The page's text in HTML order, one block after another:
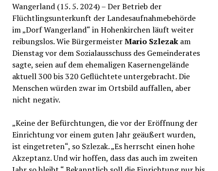
Wangerland (15. 5. 2024) – Der Betrieb der
Flüchtlingsunterkunft der Landesaufnahmebehörde
im „Dorf Wangerland“ in Hohenkirchen läuft weiter
reibungslos. Wie BürgermeisterMario Szlezak am
Dienstag vor dem Sozialausschuss des Gemeinderates
sagte, seien auf dem ehemaligen Kasernengelände
aktuell 300 bis 320 Geflüchtete untergebracht. Die
Menschen würden zwar im Ortsbild auffallen, aber
nicht negativ.
„Keine der Befürchtungen, die vor der Eröffnung der
Einrichtung vor einem guten Jahr geäußert wurden,
ist eingetreten“, so Szlezak. „Es herrscht einen hohe
Akzeptanz. Und wir hoffen, dass das auch im zweiten